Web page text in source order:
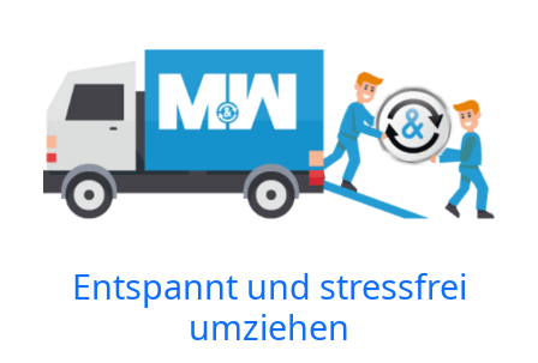
Entspannt und stressfrei
umziehen